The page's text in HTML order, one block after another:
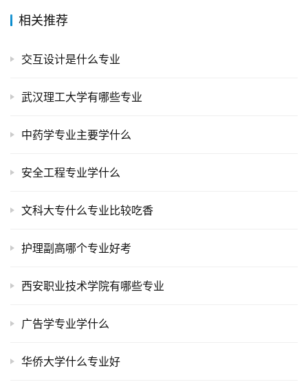
相关推荐
交互设计是什么专业
武汉理工大学有哪些专业
中药学专业主要学什么
安全工程专业学什么
文科大专什么专业比较吃香
护理副高哪个专业好考
西安职业技术学院有哪些专业
广告学专业学什么
华侨大学什么专业好